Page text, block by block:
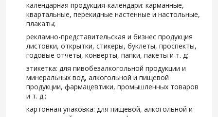
календарная продукция-календари: карманные,
квартальные, перекидные настенные и настольные,
плакаты;
рекламно-представительская и бизнес продукция
листовки, открытки, стикеры, буклеты, проспекты,
годовые отчеты, конверты, папки, пакеты и т. д;
этикетка: для пивобезалкогольной продукции и
минеральных вод, алкогольной и пищевой
продукции, фармацевтики, промышленных товаров
и т. д.;
картонная упаковка: для пищевой, алкогольной и